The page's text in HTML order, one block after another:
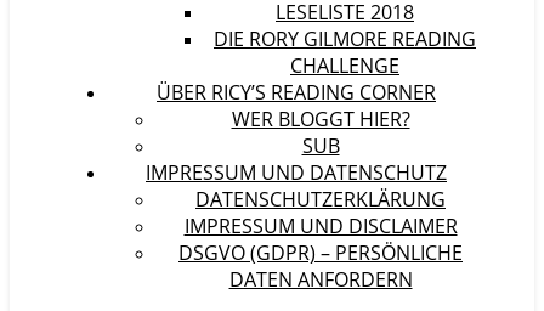
LESELISTE 2018
DIE RORY GILMORE READING
CHALLENGE
ÜBER RICY’S READING CORNER
WER BLOGGT HIER?
SUB
IMPRESSUM UND DATENSCHUTZ
DATENSCHUTZERKLÄRUNG
IMPRESSUM UND DISCLAIMER
DSGVO (GDPR) – PERSÖNLICHE
DATEN ANFORDERN